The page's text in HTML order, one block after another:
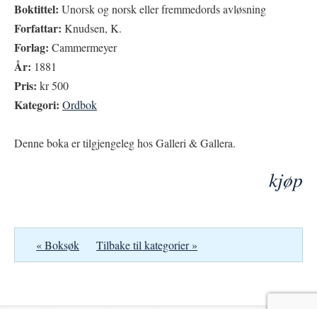
Boktittel: Unorsk og norsk eller fremmedords avløsning
Forfattar: Knudsen, K.
Forlag: Cammermeyer
År: 1881
Pris: kr 500
Kategori: Ordbok
Denne boka er tilgjengeleg hos Galleri & Gallera.
kjøp
« Boksøk Tilbake til kategorier »